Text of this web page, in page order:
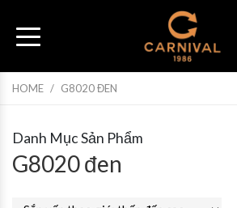
HOME / G8020 ĐEN
Danh Mục Sản Phẩm
G8020 đen